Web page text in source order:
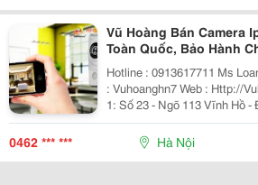
Vũ Hoàng Bán Camera
Toàn Quốc, Bảo Hành
Hotline : 0913617711 Ms Loan Yahoo: Vuhoanghn7 -
: Vuhoanghn7 Web : Http://Vuhoangsecurity.com Địa Chỉ
1: Số 23 - Ngõ 113 Vĩnh Hồ - Đống
Số 39A - Nguyễn Văn Cừ -
0462 *** *** Hà Nội